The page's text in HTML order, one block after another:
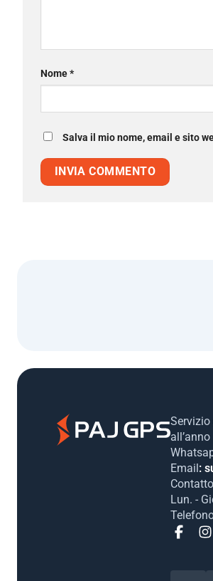
Nome*
Salva il mio nome, email e sito
all’anno
Email :
Lun. -